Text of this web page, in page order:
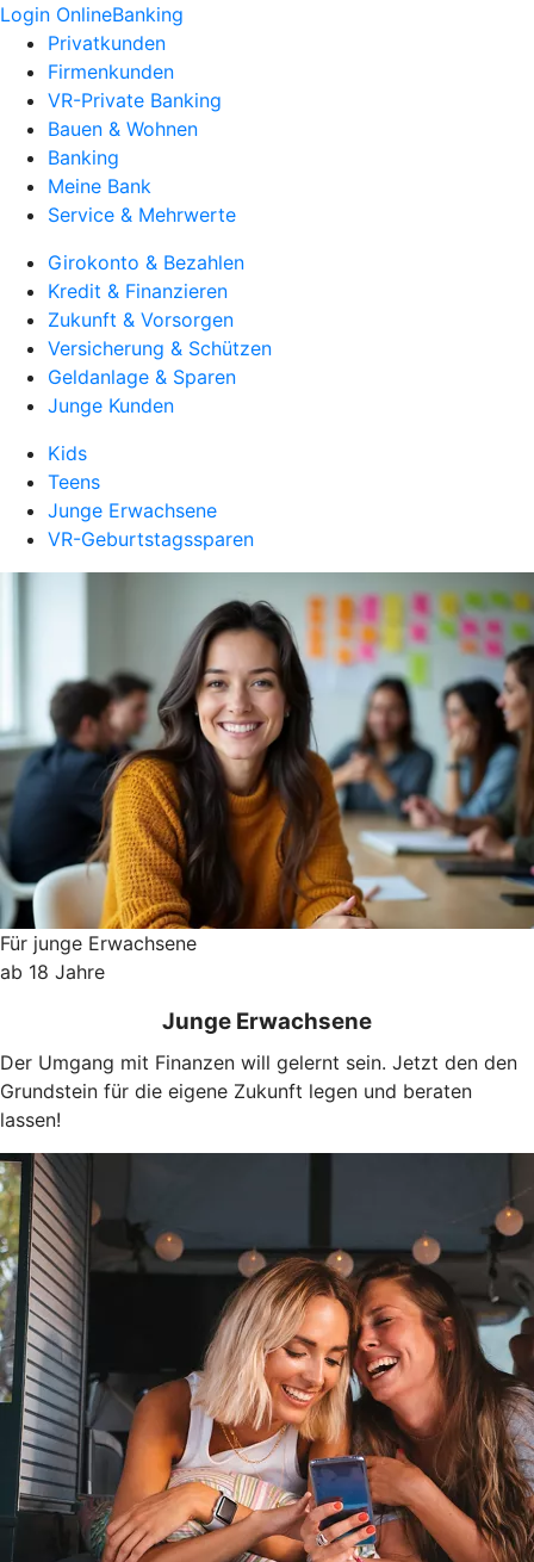
Login OnlineBanking
Privatkunden
Firmenkunden
VR-Private Banking
Bauen & Wohnen
Banking
Meine Bank
Service & Mehrwerte
Girokonto & Bezahlen
Kredit & Finanzieren
Zukunft & Vorsorgen
Versicherung & Schützen
Geldanlage & Sparen
Junge Kunden
Kids
Teens
Junge Erwachsene
VR-Geburtstagssparen
Für junge Erwachsene
ab 18 Jahre
Junge Erwachsene
Der Umgang mit Finanzen will gelernt sein. Jetzt den den
Grundstein für die eigene Zukunft legen und beraten
lassen!